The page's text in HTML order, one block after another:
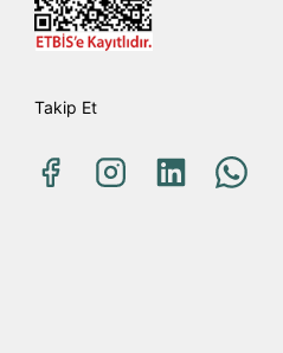
Takip Et